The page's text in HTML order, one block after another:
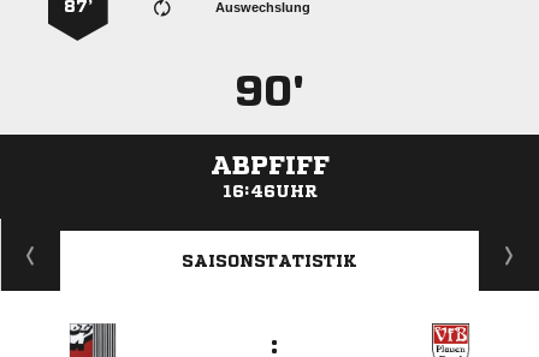
Auswechslung
87’
90'
ABPFIFF
16:46UHR
ANZEIGE
SAISONSTATISTIK
: